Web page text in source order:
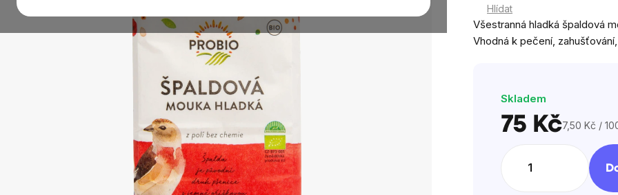
hodnocení
produktu
hvězdiček.
Hlídat
Všestranná hladká špaldová
Vhodná k pečení,
Skladem
75 KčMěrná
7,50 Kč /